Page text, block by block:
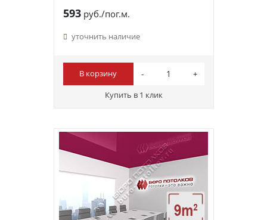
593руб./пог.м.
уточнить наличие
В корзину
Купить в 1 клик